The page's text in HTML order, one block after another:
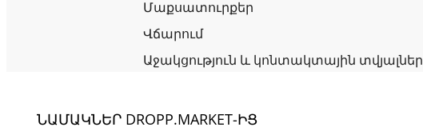
Մաքսատուրքեր
Վճարում
Աջակցություն և կոնտակտային տվյալներ
ՆԱՄԱԿՆԵՐ DROPP.MARKET-ԻՑ